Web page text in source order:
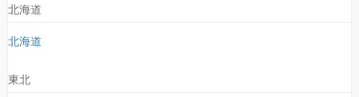
北海道
北海道
東北